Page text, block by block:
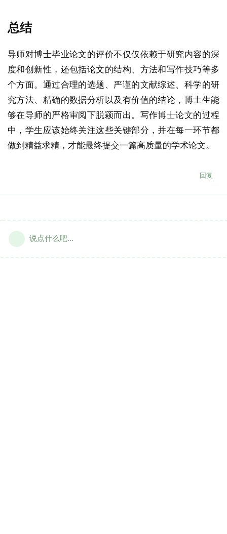
总结
导师对博士毕业论文的评价不仅仅依赖于研究内容的深
度和创新性，还包括论文的结构、方法和写作技巧等多
个方面。通过合理的选题、严谨的文献综述、科学的研
究方法、精确的数据分析以及有价值的结论，博士生能
够在导师的严格审阅下脱颖而出。写作博士论文的过程
中，学生应该始终关注这些关键部分，并在每一环节都
做到精益求精，才能最终提交一篇高质量的学术论文。
回复
说点什么吧...